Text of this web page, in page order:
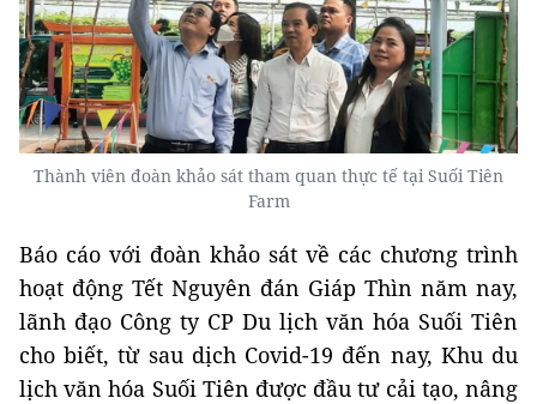
Thành viên đoàn khảo sát tham quan thực tế tại Suối Tiên
Farm
Báo cáo với đoàn khảo sát về các chương trình
hoạt động Tết Nguyên đán Giáp Thìn năm nay,
lãnh đạo Công ty CP Du lịch văn hóa Suối Tiên
cho biết, từ sau dịch Covid-19 đến nay, Khu du
lịch văn hóa Suối Tiên được đầu tư cải tạo, nâng